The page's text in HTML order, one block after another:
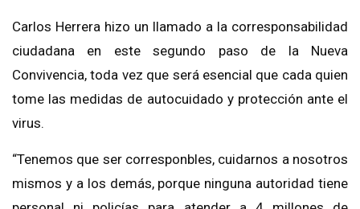
Carlos Herrera hizo un llamado a la corresponsabilidad
ciudadana en este segundo paso de la Nueva
Convivencia, toda vez que será esencial que cada quien
tome las medidas de autocuidado y protección ante el
virus.
“Tenemos que ser corresponbles, cuidarnos a nosotros
mismos y a los demás, porque ninguna autoridad tiene